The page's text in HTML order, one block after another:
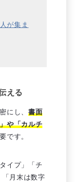
が集ま
える
にし、 書面
や「カルチ
です。
イプ」「チ
月末は数字